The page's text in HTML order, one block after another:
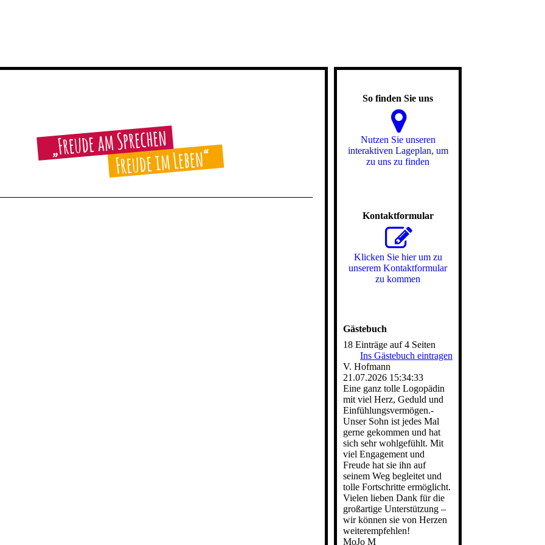
So finden Sie uns
Nutzen Sie unseren
interaktiven La­ge­plan, um
zu uns zu finden
Kontaktformular
Klicken Sie hier um zu
unserem Kon­takt­for­mu­lar
zu kommen
Gästebuch
18 Einträge auf 4 Seiten
Ins Gästebuch eintragen
V. Hofmann
21.07.2026 15:34:33
Eine ganz tolle Logopädin
mit viel Herz, Geduld und
Einfü­hlungsvermö­gen.­
Unser Sohn ist jedes Mal
gerne gekommen und hat
sich sehr wohlgefühlt. Mit
viel Engagement und
Freude hat sie ihn auf
seinem Weg begleitet und
tolle Fortschritte ermöglicht.
Vielen lieben Dank für die
großartige Unterstützung –
wir können sie von Herzen
weiterempfehlen!
MoJo M